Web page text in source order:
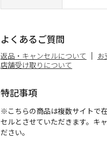
よくあるご質問
返品・キャンセルについて お
店舗受け取りについて
特記事項
※こちらの商品は複数サイトで
セルとさせていただきます。キ
ださい。